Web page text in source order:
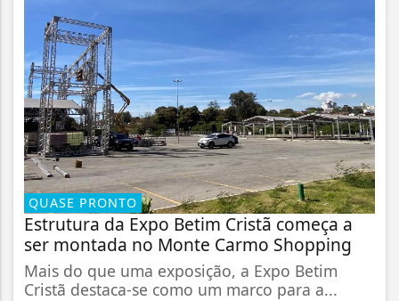
QUASE PRONTO
Estrutura da Expo Betim Cristã começa a
ser montada no Monte Carmo Shopping
Mais do que uma exposição, a Expo Betim
Cristã destaca-se como um marco para a...